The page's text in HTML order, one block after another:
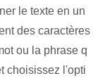
le texte en un
des caractères
ou la phrase q
choisissez l'opti